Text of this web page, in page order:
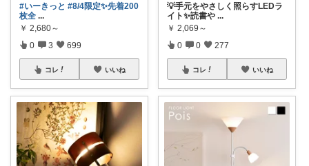
#いーきっと #8/4限定✨先着200
枚全 ...
￥ 2,680～
0 3 699
コレ いいね
💡手元をやさしく照らすLEDラ
イト✨読書や ...
￥ 2,069～
0 0 277
コレ いいね